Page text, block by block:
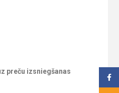
preču izsniegšanas